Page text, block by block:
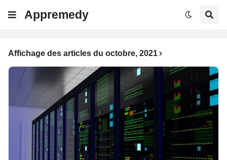
Appremedy
Affichage des articles du octobre, 2021